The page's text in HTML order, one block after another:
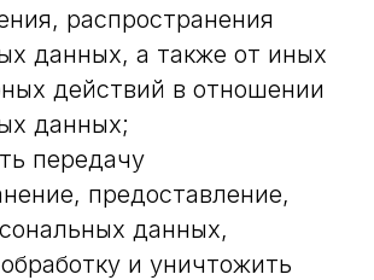
распространения
данных, а также от иных
действий в отношении
данных;
передачу
предоставление,
данных,
и уничтожить